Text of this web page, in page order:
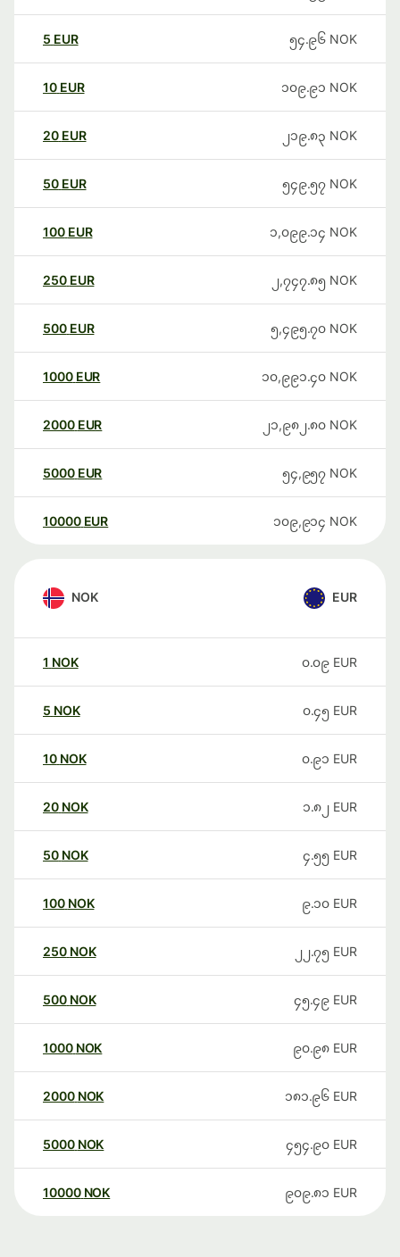
5 EUR ၅၄.၉၆ NOK
10 EUR ၁၀၉.၉၁ NOK
20 EUR ၂၁၉.၈၃ NOK
50 EUR ၅၄၉.၅၇ NOK
100 EUR ၁,၀၉၉.၁၄ NOK
250 EUR ၂,၇၄၇.၈၅ NOK
500 EUR ၅,၄၉၅.၇၀ NOK
1000 EUR ၁၀,၉၉၁.၄၀ NOK
2000 EUR ၂၁,၉၈၂.၈၀ NOK
5000 EUR ၅၄,၉၅၇ NOK
10000 EUR ၁၀၉,၉၁၄ NOK
NOK EUR
1 NOK ၀.၀၉ EUR
5 NOK ၀.၄၅ EUR
10 NOK ၀.၉၁ EUR
20 NOK ၁.၈၂ EUR
50 NOK ၄.၅၅ EUR
100 NOK ၉.၁၀ EUR
250 NOK ၂၂.၇၅ EUR
500 NOK ၄၅.၄၉ EUR
1000 NOK ၉၀.၉၈ EUR
2000 NOK ၁၈၁.၉၆ EUR
5000 NOK ၄၅၄.၉၀ EUR
10000 NOK ၉၀၉.၈၁ EUR